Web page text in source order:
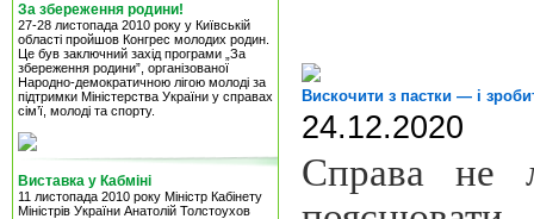
За збереження родини!
27-28 листопада 2010 року у Київській
області пройшов Конгрес молодих родин.
Це був заключний захід програми „За
збереження родини”, організованої
Народно-демократичною лігою молоді за
підтримки Міністерства України у справах
сім’ї, молоді та спорту.
Виставка у Кабміні
11 листопада 2010 року Міністр Кабінету
Міністрів України Анатолій Толстоухов
Вискочити з пастки — і
24.12.2020
Справа не